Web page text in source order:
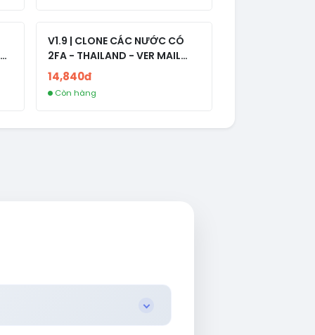
V1.9 | CLONE CÁC NƯỚC CÓ
2FA - THAILAND - VER MAIL
FVIAINBOXES.COM - CLONE
NEW KHÔNG BẢO HÀNH LOCAL
14,840đ
Còn hàng